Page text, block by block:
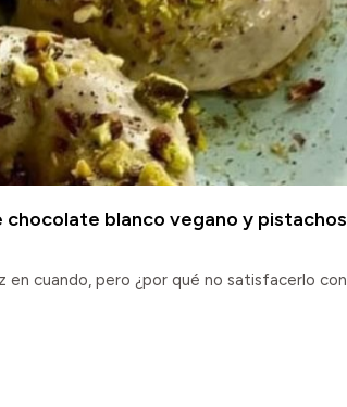
blanco vegano y pistachos
cuando, pero ¿por qué no satisfacerlo con